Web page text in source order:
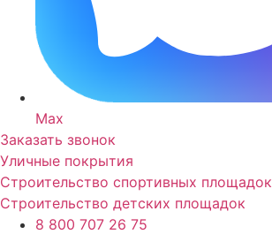
Max
Заказать звонок
Уличные покрытия
Строительство спортивных площадок
Строительство детских площадок
8 800 707 26 75